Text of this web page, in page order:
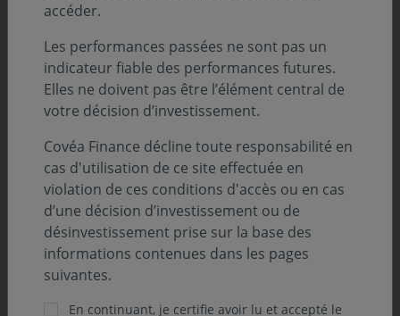
Classification SFDR :
Art. 8
Position-recommandation AMF :
Catégorie 1 AMF
Orientation de gestion
accéder.
Les performances passées ne sont pas un
indicateur fiable des performances futures.
Elles ne doivent pas être l’élément central de
votre décision d’investissement.
Covéa Finance décline toute responsabilité en
cas d'utilisation de ce site effectuée en
violation de ces conditions d'accès ou en cas
d’une décision d’investissement ou de
désinvestissement prise sur la base des
informations contenues dans les pages
suivantes.
En continuant, je certifie avoir lu et accepté le